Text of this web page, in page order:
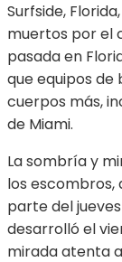
Surfside,
muertos por el
pasada en
que equipos
cuerpos más,
de Miami.
La sombría y
los escombros,
parte del
desarrolló el
mirada atenta